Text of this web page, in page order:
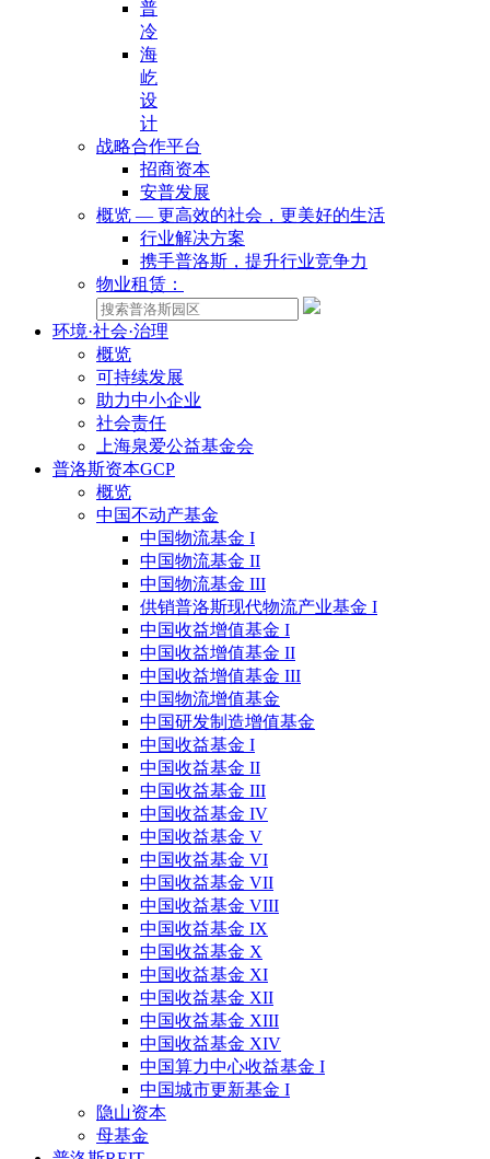
普
冷
海
屹
设
计
战略合作平台
招商资本
安普发展
概览 — 更高效的社会，更美好的生活
行业解决方案
携手普洛斯，提升行业竞争力
物业租赁：
环境·社会·治理
概览
可持续发展
助力中小企业
社会责任
上海泉爱公益基金会
普洛斯资本GCP
概览
中国不动产基金
中国物流基金 I
中国物流基金 II
中国物流基金 III
供销普洛斯现代物流产业基金 I
中国收益增值基金 I
中国收益增值基金 II
中国收益增值基金 III
中国物流增值基金
中国研发制造增值基金
中国收益基金 I
中国收益基金 II
中国收益基金 III
中国收益基金 IV
中国收益基金 V
中国收益基金 VI
中国收益基金 VII
中国收益基金 VIII
中国收益基金 IX
中国收益基金 X
中国收益基金 XI
中国收益基金 XII
中国收益基金 XIII
中国收益基金 XIV
中国算力中心收益基金 I
中国城市更新基金 I
隐山资本
母基金